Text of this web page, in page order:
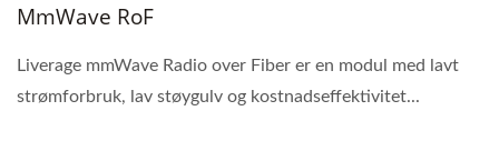
MmWave RoF
Liverage mmWave Radio over Fiber er en modul med lavt
strømforbruk, lav støygulv og kostnadseffektivitet...